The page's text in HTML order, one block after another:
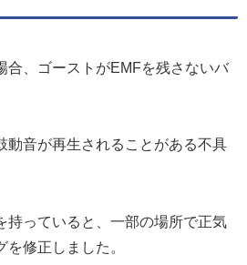
合、ゴーストがEMFを残さないバ
動音が再生されることがある不具
持っていると、一部の場所で正気
修正しました。